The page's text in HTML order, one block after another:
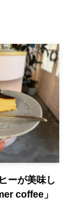
ーが美味し
coffee」